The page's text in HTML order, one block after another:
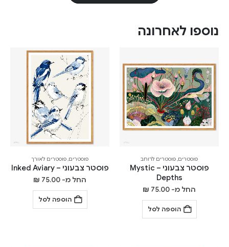
נוספו לאחרונה
פוסטרים,פוסטרים לרוחב
פוסטר צבעוני – Mystic
Depths
החל מ- ₪ 75.00
הוספה לסל
פוסטרים,פוסטרים לאורך
פוסטר צבעוני – Inked Aviary
החל מ- ₪ 75.00
הוספה לסל